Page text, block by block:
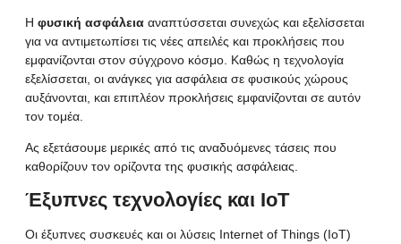
Η φυσική ασφάλεια αναπτύσσεται συνεχώς και εξελίσσεται
για να αντιμετωπίσει τις νέες απειλές και προκλήσεις που
εμφανίζονται στον σύγχρονο κόσμο. Καθώς η τεχνολογία
εξελίσσεται, οι ανάγκες για ασφάλεια σε φυσικούς χώρους
αυξάνονται, και επιπλέον προκλήσεις εμφανίζονται σε αυτόν
τον τομέα.
Ας εξετάσουμε μερικές από τις αναδυόμενες τάσεις που
καθορίζουν τον ορίζοντα της φυσικής ασφάλειας.
Έξυπνες τεχνολογίες και IoT
Οι έξυπνες συσκευές και οι λύσεις Internet of Things (IoT)